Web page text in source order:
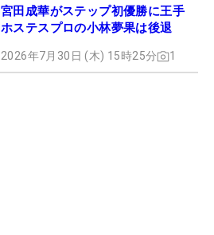
宮田成華がステップ初優勝に王手
ホステスプロの小林夢果は後退
2026年7月30日 (木) 15時25分 1